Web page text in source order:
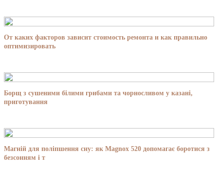
От каких факторов зависит стоимость ремонта и как правильно
оптимизировать
Борщ з сушеними білими грибами та чорносливом у казані,
приготування
Магній для поліпшення сну: як Magnox 520 допомагає боротися з
безсонням і т